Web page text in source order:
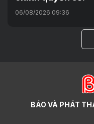
06/08/2026 09:36
BÁO VÀ PHÁT